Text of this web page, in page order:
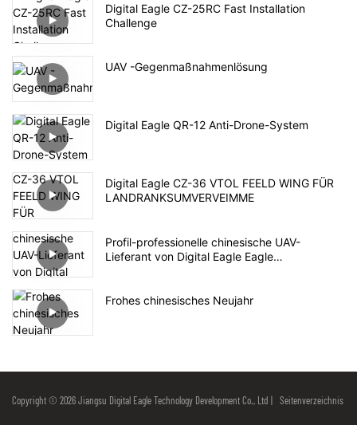
Digital Eagle CZ-25RC Fast Installation
Challenge
UAV -Gegenmaßnahmenlösung
Digital Eagle QR-12 Anti-Drone-System
Digital Eagle CZ-36 VTOL FEELD WING FÜR
LANDRANKSUMVERVEIMME
Profil-professionelle chinesische UAV-
Lieferant von Digital Eagle Eagle
Frohes chinesisches Neujahr
Copyright © 2026 Jiangsu Digital Eagle Technology Development Co., Ltd | Seitenverzeichnis